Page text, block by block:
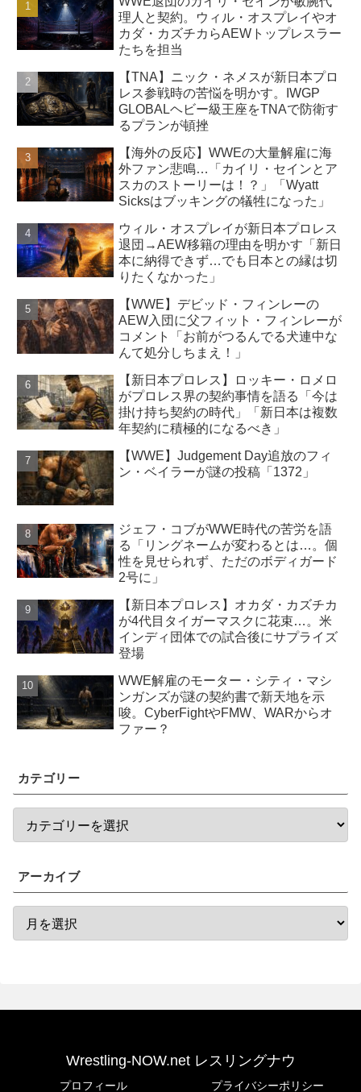
理人と契約。ウィル・オスプレイやオ
カダ・カズチカらAEWトップレスラー
たちを担当
【TNA】ニック・ネメスが新日本プロ
レス参戦時の苦悩を明かす。IWGP
GLOBALヘビー級王座をTNAで防衛す
るプランが頓挫
【海外の反応】WWEの大量解雇に海
外ファン悲鳴…「カイリ・セインとア
スカのストーリーは！？」「Wyatt
Sicksはブッキングの犠牲になった」
ウィル・オスプレイが新日本プロレス
退団→AEW移籍の理由を明かす「新日
本に納得できず…でも日本との縁は切
りたくなかった」
【WWE】デビッド・フィンレーの
AEW入団に父フィット・フィンレーが
コメント「お前がつるんでる犬連中な
んて処分しちまえ！」
【新日本プロレス】ロッキー・ロメロ
がプロレス界の契約事情を語る「今は
掛け持ち契約の時代」「新日本は複数
年契約に積極的になるべき」
【WWE】Judgement Day追放のフィ
ン・ベイラーが謎の投稿「1372」
ジェフ・コブがWWE時代の苦労を語
る「リングネームが変わるとは…。個
性を見せられず、ただのボディガード
2号に」
【新日本プロレス】オカダ・カズチカ
が4代目タイガーマスクに花束…。米
インディ団体での試合後にサプライズ
登場
WWE解雇のモーター・シティ・マシ
ンガンズが謎の契約書で新天地を示
唆。CyberFightやFMW、WARからオ
ファー？
カテゴリー
アーカイブ
Wrestling-NOW.net レスリングナウ
プロフィール プライバシーポリシー